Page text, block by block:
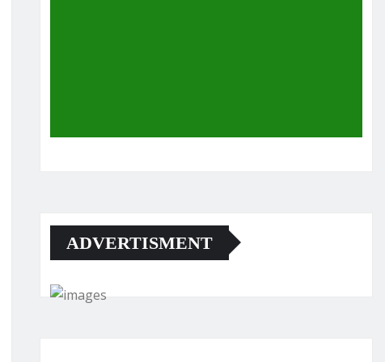
ADVERTISMENT